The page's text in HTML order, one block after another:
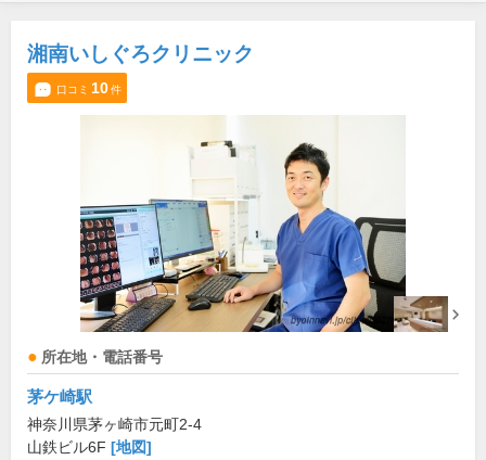
湘南いしぐろクリニック
口コミ 10件
所在地・電話番号
茅ケ崎駅
神奈川県茅ヶ崎市元町2-4
山鉄ビル6F [地図]